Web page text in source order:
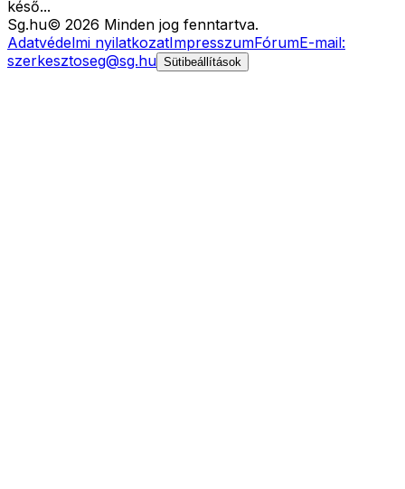
késő...
Sg.hu© 2026 Minden jog fenntartva.
Adatvédelmi nyilatkozatImpresszumFórumE-mail:
szerkesztoseg@sg.hu Sütibeállítások